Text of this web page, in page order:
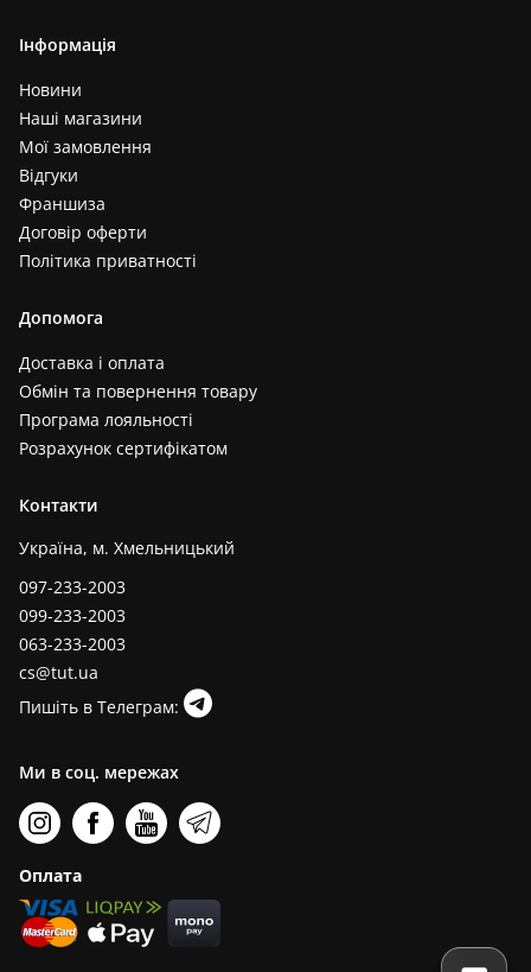
Інформація
Новини
Наші магазини
Мої замовлення
Відгуки
Франшиза
Договір оферти
Політика приватності
Допомога
Доставка і оплата
Обмін та повернення товару
Програма лояльності
Розрахунок сертифікатом
Контакти
Україна, м. Хмельницький
097-233-2003
099-233-2003
063-233-2003
cs@tut.ua
Пишіть в Телеграм:
Ми в соц. мережах
Оплата